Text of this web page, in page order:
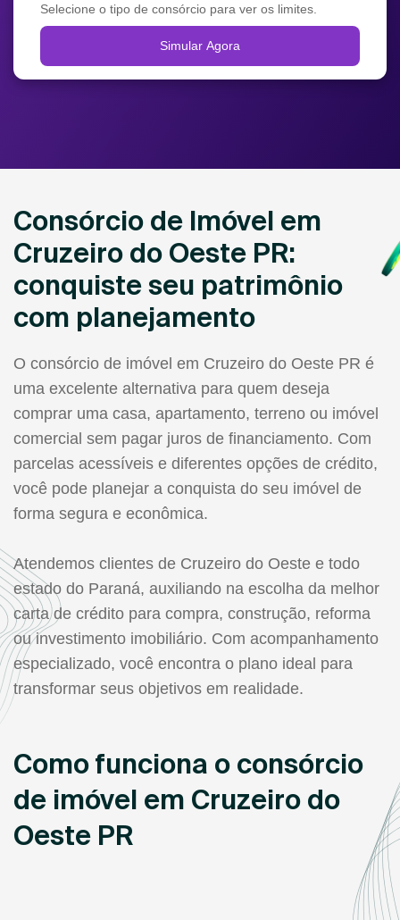
Selecione o tipo de consórcio para ver os limites.
Simular Agora
Consórcio de Imóvel em
Cruzeiro do Oeste PR:
conquiste seu patrimônio
com planejamento
O consórcio de imóvel em Cruzeiro do Oeste PR é
uma excelente alternativa para quem deseja
comprar uma casa, apartamento, terreno ou imóvel
comercial sem pagar juros de financiamento. Com
parcelas acessíveis e diferentes opções de crédito,
você pode planejar a conquista do seu imóvel de
forma segura e econômica.
Atendemos clientes de Cruzeiro do Oeste e todo
estado do Paraná, auxiliando na escolha da melhor
carta de crédito para compra, construção, reforma
ou investimento imobiliário. Com acompanhamento
especializado, você encontra o plano ideal para
transformar seus objetivos em realidade.
Como funciona o consórcio
de imóvel em Cruzeiro do
Oeste PR